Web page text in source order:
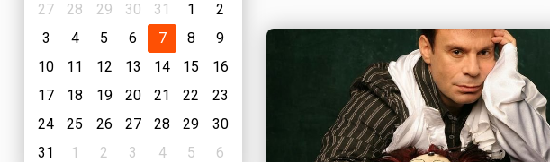
27
28 29 30 31 1
2
3
4 5 6 7 8
9
10
11 12 13 14 15
16
17
18 19 20 21 22
23
24
25 26 27 28 29
30
31
1 2 3 4 5 6